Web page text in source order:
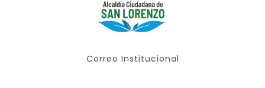
Correo Institucional